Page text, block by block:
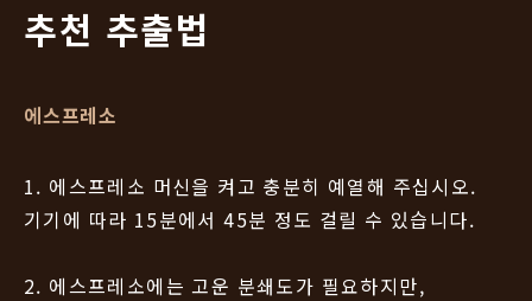
추천 추출법
에스프레소
1. 에스프레소 머신을 켜고 충분히 예열해 주십시오.
기기에 따라 15분에서 45분 정도 걸릴 수 있습니다.
2. 에스프레소에는 고운 분쇄도가 필요하지만,